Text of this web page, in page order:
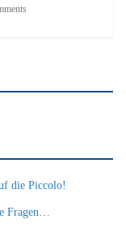
die Piccolo!
Fragen…